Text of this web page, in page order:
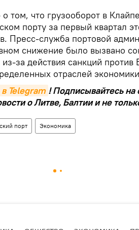
том, что грузооборот в
порту за первый квартал
Пресс-служба портовой
снижение было вызвано
за действия санкций против
отраслей
Telegram ! Подписывайтесь
о Литве, Балтии и не
порт Экономика